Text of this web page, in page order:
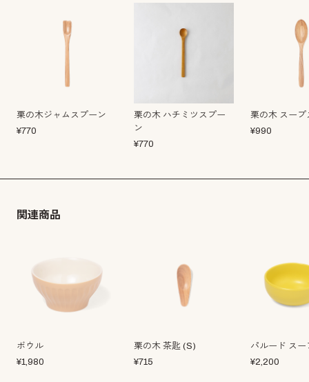
栗の木ジャムスプーン
¥770
栗の木 ハチミツスプー
ン
¥770
栗の木 スープ
¥990
関連商品
ボウル
¥1,980
栗の木 茶匙 (S)
¥715
パルード スー
¥2,200